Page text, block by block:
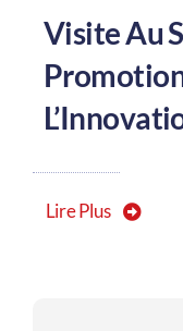
Visite Au
Lire Plus